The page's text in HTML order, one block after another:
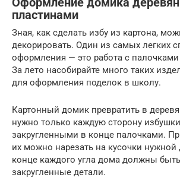
пластинами
Зная, как сделать избу из картона,
декорировать. Один из самых легких
оформления — это работа с
За лето насобирайте много таких
для оформления поделок в школу.
Картонный домик превратить в
нужно только каждую сторону
закругленными в конце палочками.
их можно нарезать на кусочки
конце каждого угла дома должны
закругленные детали.